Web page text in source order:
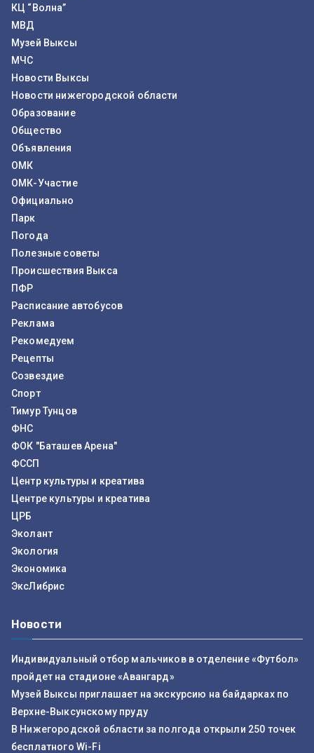
КЦ “Волна”
МВД
Музей Выксы
МЧС
Новости Выксы
Новости нижегородской области
Образование
Общество
Объявления
ОМК
ОМК-Участие
Официально
Парк
Погода
Полезные советы
Происшествия Выкса
ПФР
Расписание автобусов
Реклама
Рекомедуем
Рецепты
Созвездие
Спорт
Тимур Тунцов
ФНС
ФОК "Баташев Арена"
ФССП
Центр культуры и креатива
Центре культуры и креатива
ЦРБ
Эколант
Экология
Экономика
ЭксЛибрис
Новости
Индивидуальный отбор мальчиков в отделение «Футбол»
пройдет на стадионе «Авангард»
Музей Выксы приглашает на экскурсию на байдарках по
Верхне-Выксунскому пруду
В Нижегородской области за полгода открыли 250 точек
бесплатного Wi-Fi